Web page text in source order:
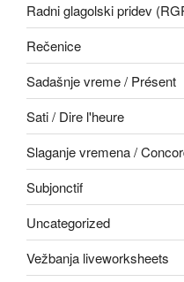
Radni glagolski pridev
Rečenice
Sadašnje vreme / Présent
Sati / Dire l'heure
Slaganje vremena /
Subjonctif
Uncategorized
Vežbanja liveworksheets